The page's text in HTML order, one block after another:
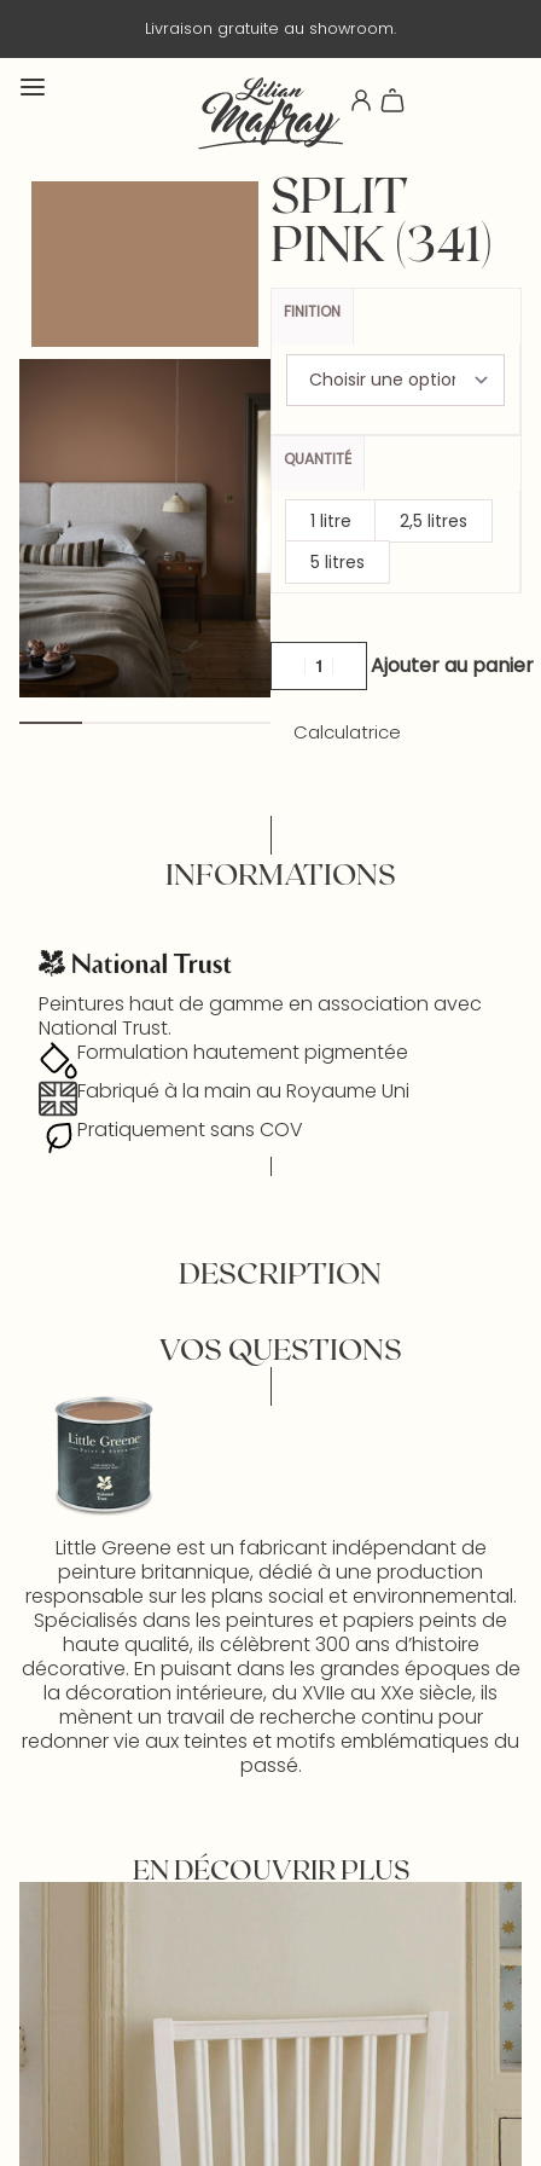
Livraison en 3 jours ouvrés.
SPLIT
PINK (341)
FINITION
QUANTITÉ
1 litre
2,5 litres
5 litres
Ajouter au panier
Calculatrice
INFORMATIONS
Peintures haut de gamme en association avec
National Trust.
Formulation hautement pigmentée
Fabriqué à la main au Royaume Uni
Pratiquement sans COV
DESCRIPTION
VOS QUESTIONS
Little Greene est un fabricant indépendant de
peinture britannique, dédié à une production
responsable sur les plans social et environnemental.
Spécialisés dans les peintures et papiers peints de
haute qualité, ils célèbrent 300 ans d’histoire
décorative. En puisant dans les grandes époques de
la décoration intérieure, du XVIIe au XXe siècle, ils
mènent un travail de recherche continu pour
redonner vie aux teintes et motifs emblématiques du
passé.
EN DÉCOUVRIR PLUS